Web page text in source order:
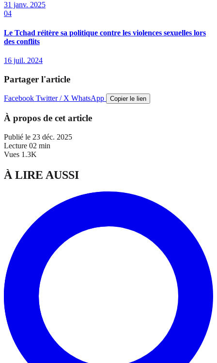
31 janv. 2025
04
Le Tchad réitère sa politique contre les violences sexuelles lors
des conflits
16 juil. 2024
Partager l'article
Facebook Twitter / X WhatsApp Copier le lien
À propos de cet article
Publié le 23 déc. 2025
Lecture 02 min
Vues 1.3K
À LIRE AUSSI